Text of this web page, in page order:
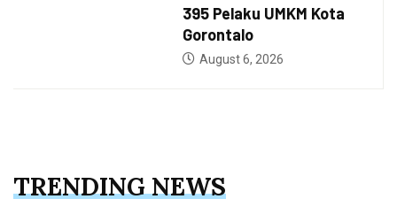
395 Pelaku UMKM Kota
Gorontalo
August 6, 2026
TRENDING NEWS